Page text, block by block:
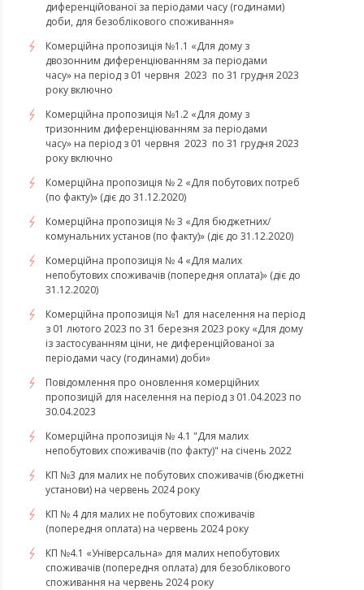
диференційованої за періодами часу (годинами)
доби, для безоблікового споживання»
Комерційна пропозиція №1.1 «Для дому з
двозонним диференціюванням за періодами
часу» на період з 01 червня 2023 по 31 грудня 2023
року включно
Комерційна пропозиція №1.2 «Для дому з
тризонним диференціюванням за періодами
часу» на період з 01 червня 2023 по 31 грудня 2023
року включно
Комерційна пропозиція № 2 «Для побутових потреб
(по факту)» (діє до 31.12.2020)
Комерційна пропозиція № 3 «Для бюджетних/
комунальних установ (по факту)» (діє до 31.12.2020)
Комерційна пропозиція № 4 «Для малих
непобутових споживачів (попередня оплата)» (діє до
31.12.2020)
Комерційна пропозиція №1 для населення на період
з 01 лютого 2023 по 31 березня 2023 року «Для дому
із застосуванням ціни, не диференційованої за
періодами часу (годинами) доби»
Повідомлення про оновлення комерційних
пропозицій для населення на період з 01.04.2023 по
30.04.2023
Комерційна пропозиція № 4.1 "Для малих
непобутових споживачів (по факту)" на січень 2022
КП №3 для малих не побутових споживачів (бюджетні
установи) на червень 2024 року
КП № 4 для малих не побутових споживачів
(попередня оплата) на червень 2024 року
КП №4.1 «Універсальна» для малих непобутових
споживачів (попередня оплата) для безоблікового
споживання на червень 2024 року